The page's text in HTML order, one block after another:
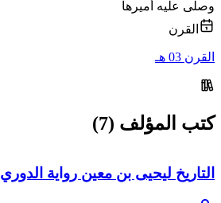
وصلى عليه أميرها
القرن
القرن 03 هـ
كتب المؤلف (7)
التاريخ ليحيى بن معين رواية الدوري